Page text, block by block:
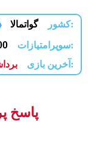
کشور: گواتمالا
سوپرامتیازات:
آخرین بازی:
پاسخ